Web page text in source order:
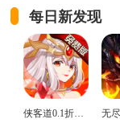
每日新发现
侠客道0.1折变态版